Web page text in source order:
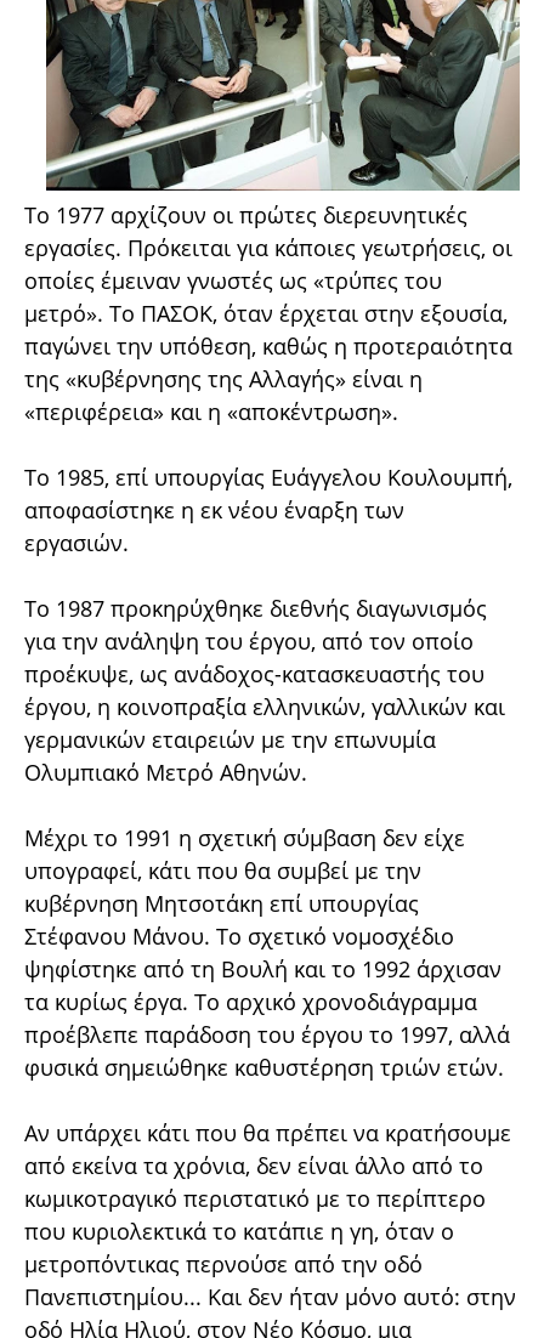
Το 1977 αρχίζουν οι πρώτες διερευνητικές
εργασίες. Πρόκειται για κάποιες γεωτρήσεις, οι
οποίες έμειναν γνωστές ως «τρύπες του
μετρό». Το ΠΑΣΟΚ, όταν έρχεται στην εξουσία,
παγώνει την υπόθεση, καθώς η προτεραιότητα
της «κυβέρνησης της Αλλαγής» είναι η
«περιφέρεια» και η «αποκέντρωση».
Το 1985, επί υπουργίας Ευάγγελου Κουλουμπή,
αποφασίστηκε η εκ νέου έναρξη των
εργασιών.
Το 1987 προκηρύχθηκε διεθνής διαγωνισμός
για την ανάληψη του έργου, από τον οποίο
προέκυψε, ως ανάδοχος-κατασκευαστής του
έργου, η κοινοπραξία ελληνικών, γαλλικών και
γερμανικών εταιρειών με την επωνυμία
Ολυμπιακό Μετρό Αθηνών.
Μέχρι το 1991 η σχετική σύμβαση δεν είχε
υπογραφεί, κάτι που θα συμβεί με την
κυβέρνηση Μητσοτάκη επί υπουργίας
Στέφανου Μάνου. Το σχετικό νομοσχέδιο
ψηφίστηκε από τη Βουλή και το 1992 άρχισαν
τα κυρίως έργα. Το αρχικό χρονοδιάγραμμα
προέβλεπε παράδοση του έργου το 1997, αλλά
φυσικά σημειώθηκε καθυστέρηση τριών ετών.
Αν υπάρχει κάτι που θα πρέπει να κρατήσουμε
από εκείνα τα χρόνια, δεν είναι άλλο από το
κωμικοτραγικό περιστατικό με το περίπτερο
που κυριολεκτικά το κατάπιε η γη, όταν ο
μετροπόντικας περνούσε από την οδό
Πανεπιστημίου... Και δεν ήταν μόνο αυτό: στην
οδό Ηλία Ηλιού, στον Νέο Κόσμο, μια